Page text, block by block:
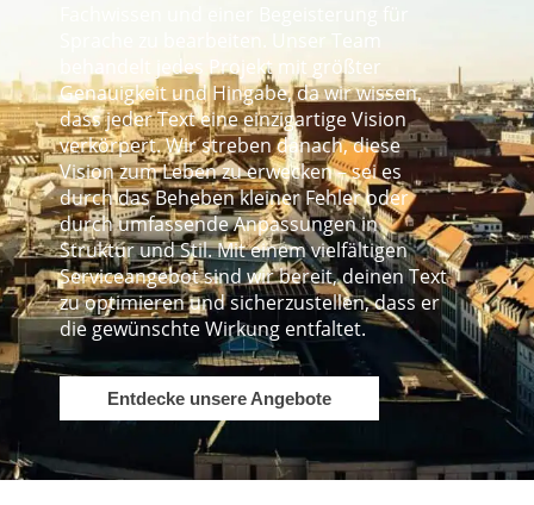
Fachwissen und einer Begeisterung für
Sprache zu bearbeiten. Unser Team
behandelt jedes Projekt mit größter
Genauigkeit und Hingabe, da wir wissen,
dass jeder Text eine einzigartige Vision
verkörpert. Wir streben danach, diese
Vision zum Leben zu erwecken – sei es
durch das Beheben kleiner Fehler oder
durch umfassende Anpassungen in
Struktur und Stil. Mit einem vielfältigen
Serviceangebot sind wir bereit, deinen Text
zu optimieren und sicherzustellen, dass er
die gewünschte Wirkung entfaltet.
Entdecke unsere Angebote